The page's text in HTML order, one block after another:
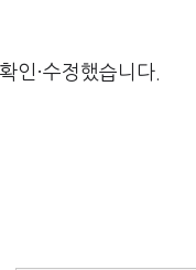
인·수정했습니다.